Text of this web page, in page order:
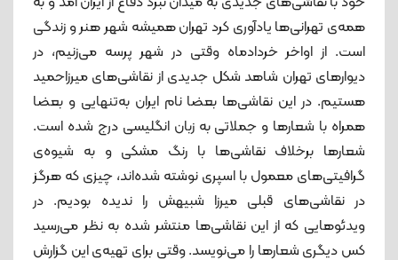
همه‌ی تهرانی‌ها یادآوری کرد تهران همیشه شهر هنر و زندگی
است. از اواخر خردادماه وقتی در شهر پرسه می‌زنیم، در
دیوارهای تهران شاهد شکل جدیدی از نقاشی‌های میرزاحمید
هستیم. در این نقاشی‌ها بعضا نام ایران به‌تنهایی و بعضا
همراه با شعارها و جملاتی به زبان انگلیسی درج شده است.
شعارها برخلاف نقاشی‌ها با رنگ مشکی و به شیوه‌ی
گرافیتی‌های معمول با اسپری نوشته شده‌اند، چیزی که هرگز
در نقاشی‌های قبلی میرزا شبیهش را ندیده بودیم. در
ویدئوهایی که از این نقاشی‌ها منتشر شده به نظر می‌رسید
کس دیگری شعارها را می‌نویسد. وقتی برای تهیه‌ی این گزارش